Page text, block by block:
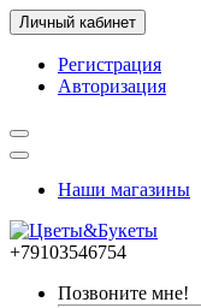
Личный кабинет
Регистрация
Авторизация
Наши магазины
+79103546754
Позвоните мне!